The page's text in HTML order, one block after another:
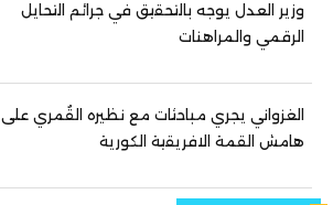
وزير العدل يوجه بالتحقيق في جرائم التحايل
الرقمي والمراهنات
الغزواني يجري مباحثات مع نظيره القُمري على
هامش القمة الافريقية الكورية